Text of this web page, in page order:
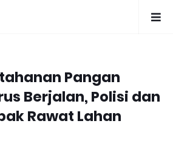
Pangan
Berjalan, Polisi dan
Rawat Lahan